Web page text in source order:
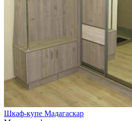
Шкаф-купе Мадагаскар